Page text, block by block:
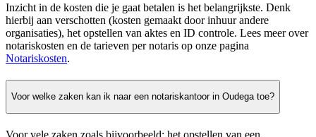
Inzicht in de kosten die je gaat betalen is het belangrijkste. Denk
hierbij aan verschotten (kosten gemaakt door inhuur andere
organisaties), het opstellen van aktes en ID controle. Lees meer over
notariskosten en de tarieven per notaris op onze pagina
Notariskosten.
Voor welke zaken kan ik naar een notariskantoor in Oudega toe?
Voor vele zaken zoals bijvoorbeeld: het opstellen van een